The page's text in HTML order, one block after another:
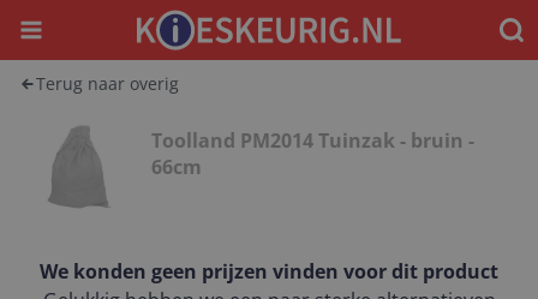
Menu
Terug naar overig
Toolland PM2014 Tuinzak - bruin -
66cm
We konden geen prijzen vinden voor dit product